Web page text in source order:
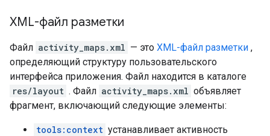
XML-файл разметки
Файл activity_maps.xml — это XML-файл разметки ,
определяющий структуру пользовательского
интерфейса приложения. Файл находится в каталоге
res/layout . Файл activity_maps.xml объявляет
фрагмент, включающий следующие элементы:
tools:context устанавливает активность